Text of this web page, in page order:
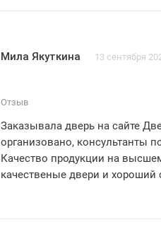
Мила Якуткина 13 сентября
Отзыв
Заказывала дверь на сайте
организовано, консультанты
Качество продукции на
качественые двери и хороший